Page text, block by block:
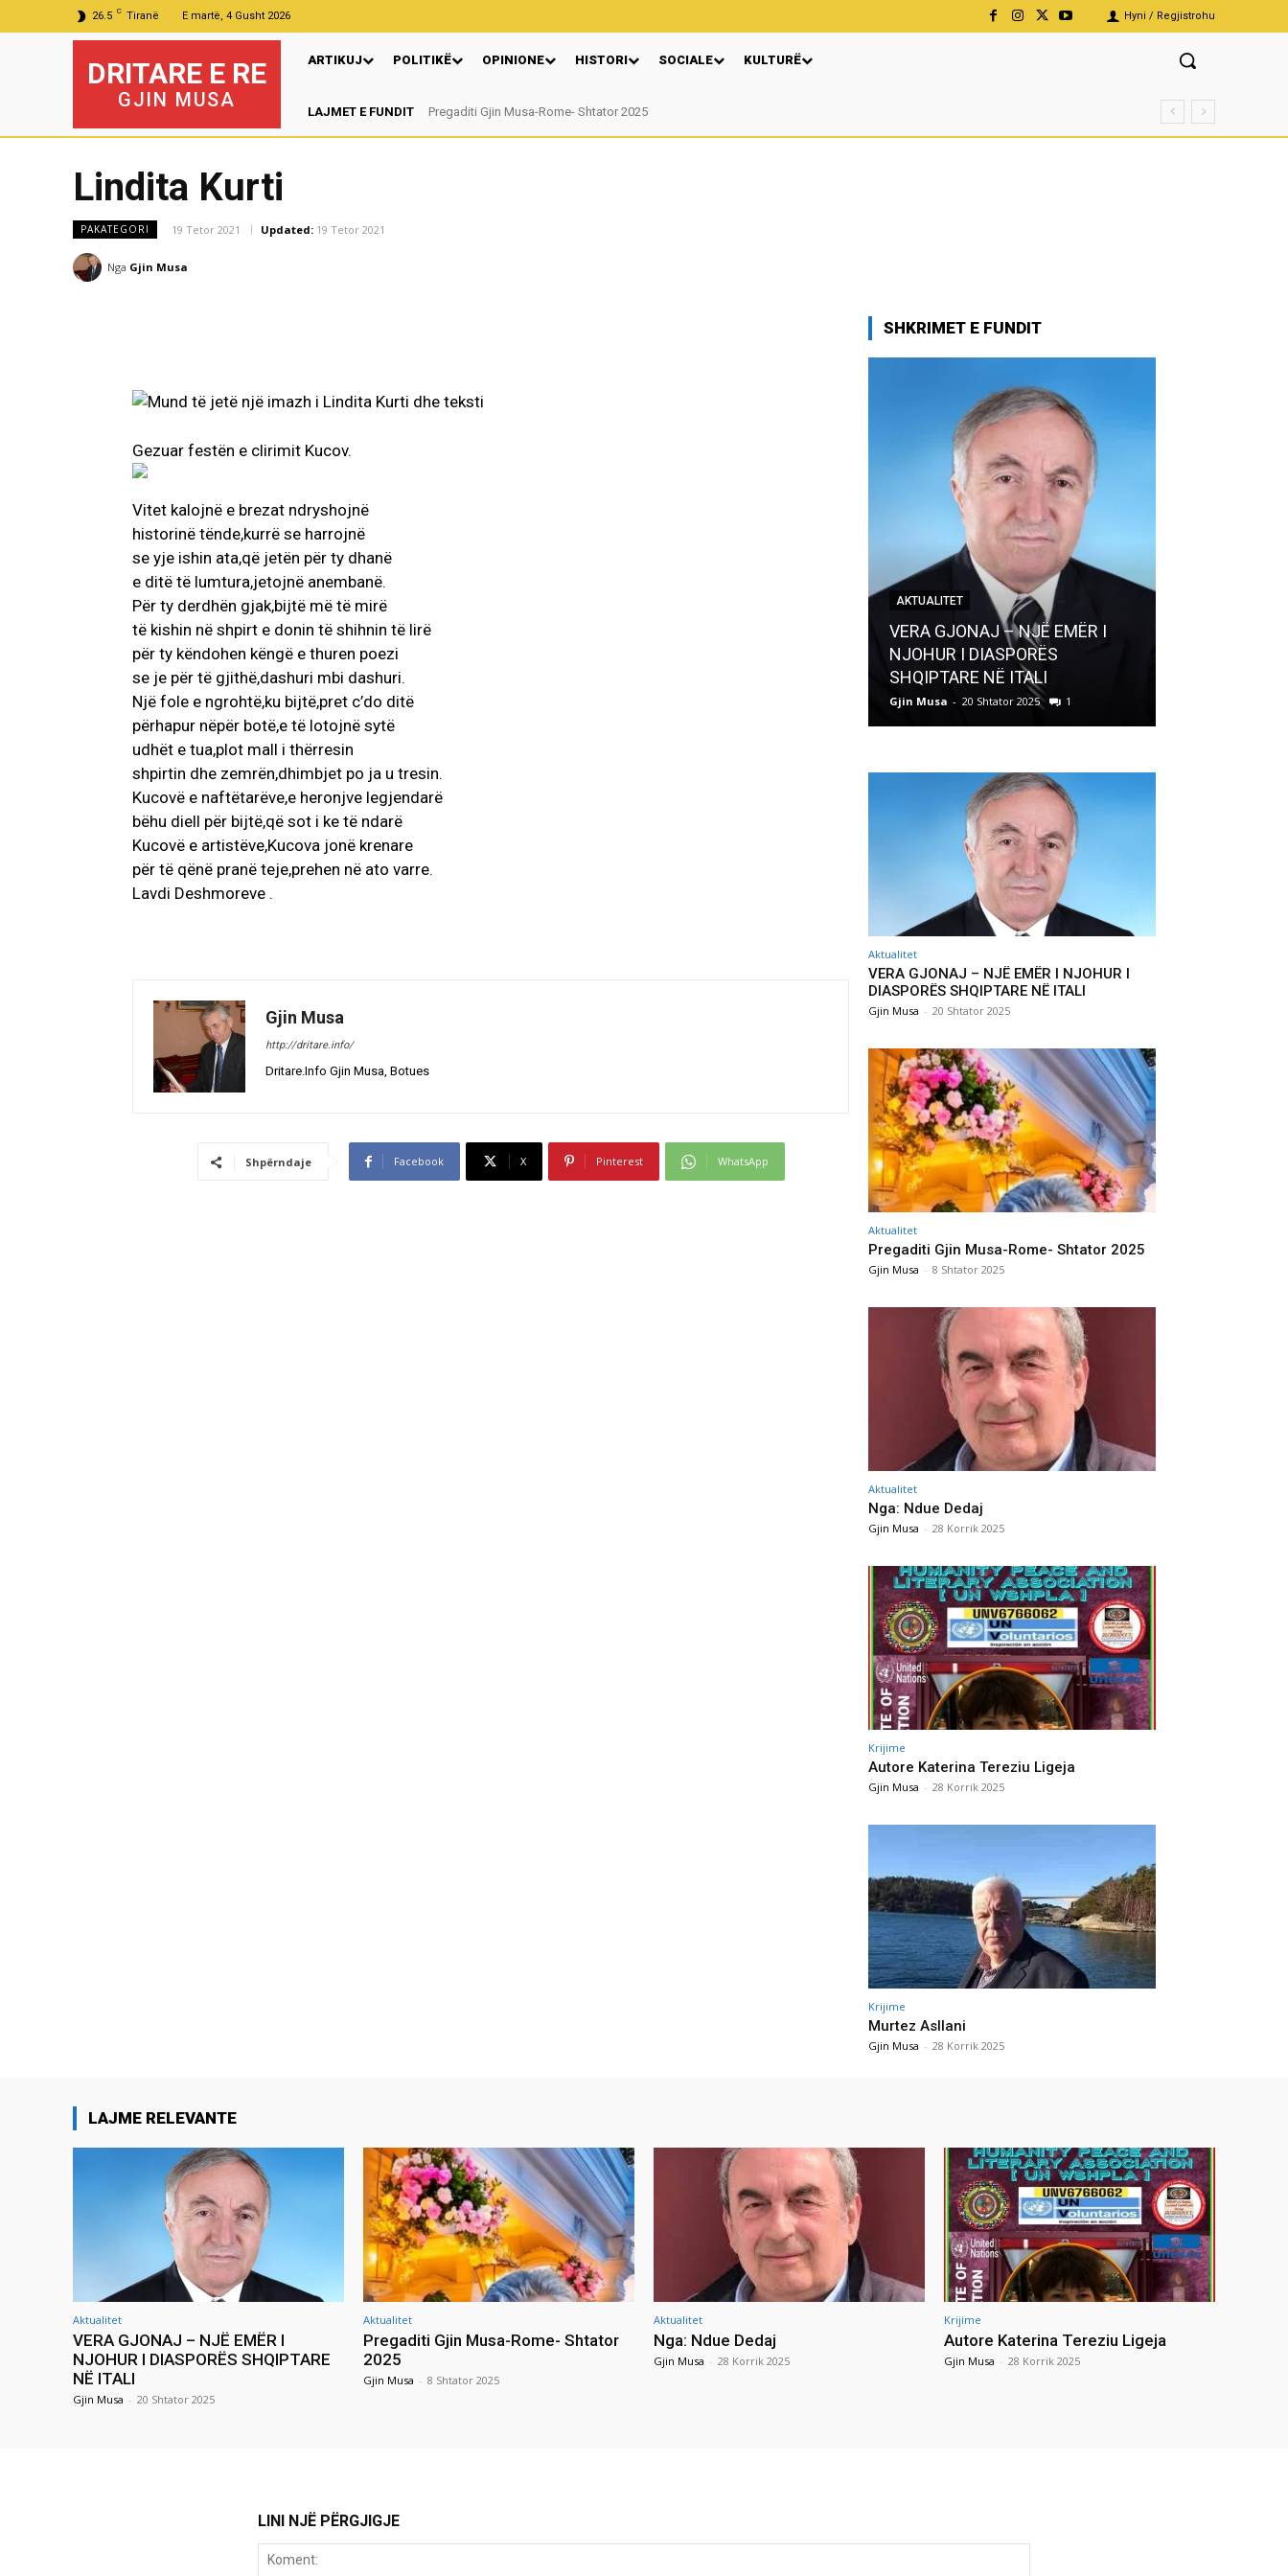
26.5 C Tiranë E martë, 4 Gusht 2026 Hyni / Regjistrohu
DRITARE E RE
GJIN MUSA
ARTIKUJ POLITIKË OPINIONE HISTORI SOCIALE KULTURË
LAJMET E FUNDIT Pregaditi Gjin Musa-Rome- Shtator 2025
Nga: Ndue Dedaj
Lindita Kurti
PAKATEGORI 19 Tetor 2021 Updated: 19 Tetor 2021
Nga Gjin Musa
Gezuar festën e clirimit Kucov.
Vitet kalojnë e brezat ndryshojnë
historinë tënde,kurrë se harrojnë
se yje ishin ata,që jetën për ty dhanë
e ditë të lumtura,jetojnë anembanë.
Për ty derdhën gjak,bijtë më të mirë
të kishin në shpirt e donin të shihnin të lirë
për ty këndohen këngë e thuren poezi
se je për të gjithë,dashuri mbi dashuri.
Një fole e ngrohtë,ku bijtë,pret c’do ditë
përhapur nëpër botë,e të lotojnë sytë
udhët e tua,plot mall i thërresin
shpirtin dhe zemrën,dhimbjet po ja u tresin.
Kucovë e naftëtarëve,e heronjve legjendarë
bëhu diell për bijtë,që sot i ke të ndarë
Kucovë e artistëve,Kucova jonë krenare
për të qënë pranë teje,prehen në ato varre.
Lavdi Deshmoreve .
Gjin Musa
http://dritare.info/
Dritare.Info Gjin Musa, Botues
Shpërndaje Facebook X Pinterest WhatsApp
SHKRIMET E FUNDIT
AKTUALITET
VERA GJONAJ – NJË EMËR I
NJOHUR I DIASPORËS
SHQIPTARE NË ITALI
Gjin Musa - 20 Shtator 2025 1
Aktualitet
VERA GJONAJ – NJË EMËR I NJOHUR I
DIASPORËS SHQIPTARE NË ITALI
Gjin Musa - 20 Shtator 2025
Aktualitet
Pregaditi Gjin Musa-Rome- Shtator 2025
Gjin Musa - 8 Shtator 2025
Aktualitet
Nga: Ndue Dedaj
Gjin Musa - 28 Korrik 2025
Krijime
Autore Katerina Tereziu Ligeja
Gjin Musa - 28 Korrik 2025
Krijime
Murtez Asllani
Gjin Musa - 28 Korrik 2025
LAJME RELEVANTE
Aktualitet
VERA GJONAJ – NJË EMËR I
NJOHUR I DIASPORËS SHQIPTARE
NË ITALI
Gjin Musa - 20 Shtator 2025
Aktualitet
Pregaditi Gjin Musa-Rome- Shtator
2025
Gjin Musa - 8 Shtator 2025
Aktualitet
Nga: Ndue Dedaj
Gjin Musa - 28 Korrik 2025
Krijime
Autore Katerina Tereziu Ligeja
Gjin Musa - 28 Korrik 2025
LINI NJË PËRGJIGJE